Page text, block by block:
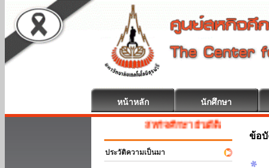
หน้าหลัก นักศึกษา
สหกิจศึกษา ยินดีต้อนรับ
ประวัติความเป็นมา
ข้อ